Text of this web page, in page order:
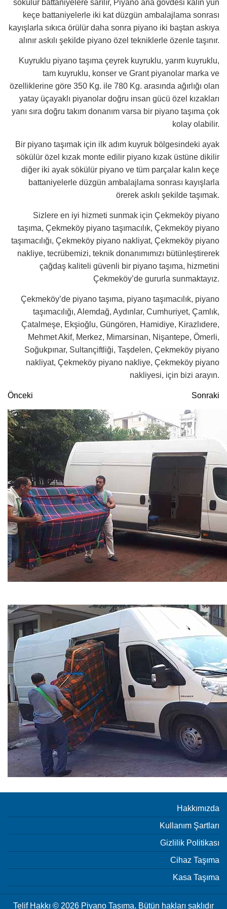
sökülür battaniyelere sarılır, Piyano ana gövdesi kalın yün
keçe battaniyelerle iki kat düzgün ambalajlama sonrası
kayışlarla sıkıca örülür daha sonra piyano iki baştan askıya
alınır askılı şekilde piyano özel tekniklerle özenle taşınır.
Kuyruklu piyano taşıma çeyrek kuyruklu, yarım kuyruklu,
tam kuyruklu, konser ve Grant piyanolar marka ve
özelliklerine göre 350 Kg. ile 780 Kg. arasında ağırlığı olan
yatay üçayaklı piyanolar doğru insan gücü özel kızakları
yanı sıra doğru takım donanım varsa bir piyano taşıma çok
kolay olabilir.
Bir piyano taşımak için ilk adım kuyruk bölgesindeki ayak
sökülür özel kızak monte edilir piyano kızak üstüne dikilir
diğer iki ayak sökülür piyano ve tüm parçalar kalın keçe
battaniyelerle düzgün ambalajlama sonrası kayışlarla
örerek askılı şekilde taşımak.
Sizlere en iyi hizmeti sunmak için Çekmeköy piyano
taşıma, Çekmeköy piyano taşımacılık, Çekmeköy piyano
taşımacılığı, Çekmeköy piyano nakliyat, Çekmeköy piyano
nakliye, tecrübemizi, teknik donanımımızı bütünleştirerek
çağdaş kaliteli güvenli bir piyano taşıma, hizmetini
Çekmeköy’de gururla sunmaktayız.
Çekmeköy’de piyano taşıma, piyano taşımacılık, piyano
taşımacılığı, Alemdağ, Aydınlar, Cumhuriyet, Çamlık,
Çatalmeşe, Ekşioğlu, Güngören, Hamidiye, Kirazlıdere,
Mehmet Akif, Merkez, Mimarsinan, Nişantepe, Ömerli,
Soğukpınar, Sultançiftliği, Taşdelen, Çekmeköy piyano
nakliyat, Çekmeköy piyano nakliye, Çekmeköy piyano
nakliyesi, için bizi arayın.
Önceki Sonraki
Hakkımızda
Kullanım Şartları
Gizlilik Politikası
Cihaz Taşıma
Kasa Taşıma
Telif Hakkı © 2026 Piyano Taşıma. Bütün hakları saklıdır